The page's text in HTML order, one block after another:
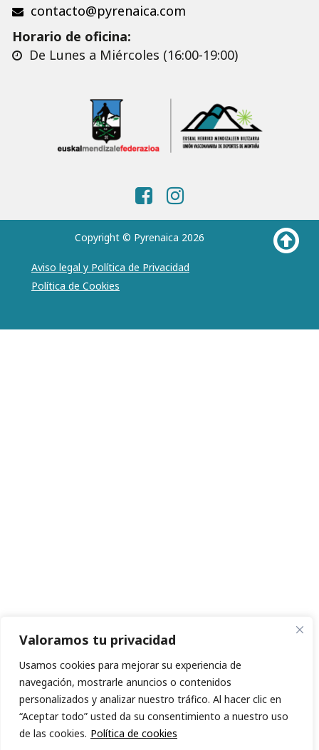
Valoramos tu privacidad
Usamos cookies para mejorar su experiencia de
navegación, mostrarle anuncios o contenidos
personalizados y analizar nuestro tráfico. Al hacer clic en
“Aceptar todo” usted da su consentimiento a nuestro uso
de las cookies. Política de cookies
contacto@pyrenaica.com
Horario de oficina:
De Lunes a Miércoles (16:00-19:00)
Copyright © Pyrenaica 2026
Aviso legal y Política de Privacidad
Política de Cookies